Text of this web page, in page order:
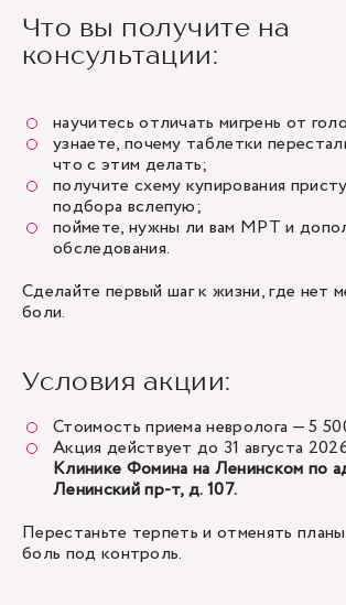
Что вы получите на
консультации:
научитесь отличать мигрень от
узнаете, почему таблетки
что с этим делать;
получите схему купирования
подбора вслепую;
поймете, нужны ли вам МРТ и
обследования.
Сделайте первый шаг к жизни, где нет
боли.
Условия акции:
Стоимость приема невролога — 5
Акция действует до 31 августа
Клинике Фомина на Ленинском по
Ленинский пр-т, д. 107.
Перестаньте терпеть и отменять
боль под контроль.